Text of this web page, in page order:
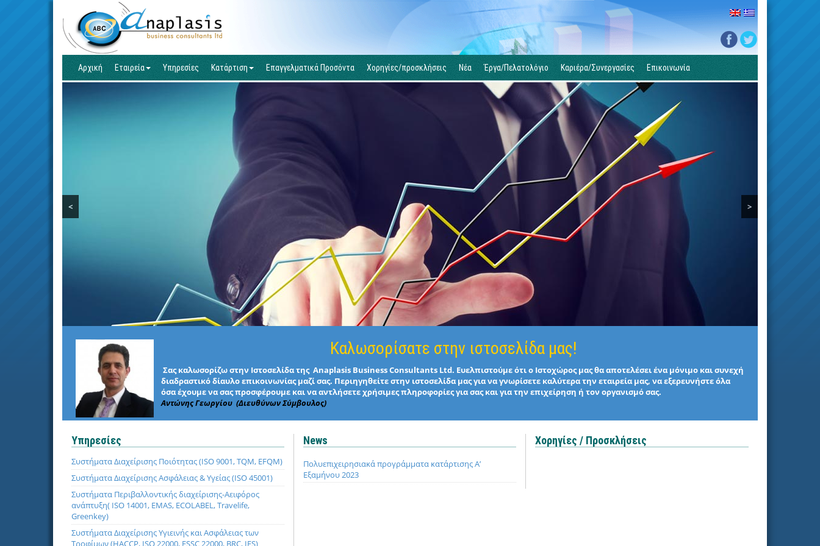
Αρχική Εταιρεία Υπηρεσίες Κατάρτιση Επαγγελματικά Προσόντα Χορηγίες/προσκλήσεις Νέα Έργα/Πελατολόγιο Καριέρα/Συνεργασίες Επικοινωνία
< >
Καλωσορίσατε στην ιστοσελίδα μας!
Σας καλωσορίζω στην Ιστοσελίδα της Anaplasis Business Consultants Ltd. Ευελπιστούμε ότι ο Ιστοχώρος μας θα αποτελέσει ένα μόνιμο και συνεχή
διαδραστικό δίαυλο επικοινωνίας μαζί σας. Περιηγηθείτε στην ιστοσελίδα μας για να γνωρίσετε καλύτερα την εταιρεία μας, να εξερευνήστε όλα
όσα έχουμε να σας προσφέρουμε και να αντλήσετε χρήσιμες πληροφορίες για σας και για την επιχείρηση ή τον οργανισμό σας.
Αντώνης Γεωργίου (Διευθύνων Σύμβουλος)
Υπηρεσίες
Συστήματα Διαχείρισης Ποιότητας (ISO 9001, TQM, EFQM)
Συστήματα Διαχείρισης Ασφάλειας & Υγείας (ISO 45001)
Συστήματα Περιβαλλοντικής διαχείρισης-Αειφόρος
ανάπτυξη( ISO 14001, EMAS, ECOLABEL, Travelife,
Greenkey)
Συστήματα Διαχείρισης Υγιεινής και Ασφάλειας των
Τροφίμων (HACCP, ISO 22000, FSSC 22000, BRC, IFS)
News
Πολυεπιχειρησιακά προγράμματα κατάρτισης Α’
Εξαμήνου 2023
Χορηγίες / Προσκλήσεις